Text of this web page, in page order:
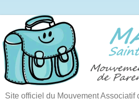
Site officiel du Mouvement Associatif